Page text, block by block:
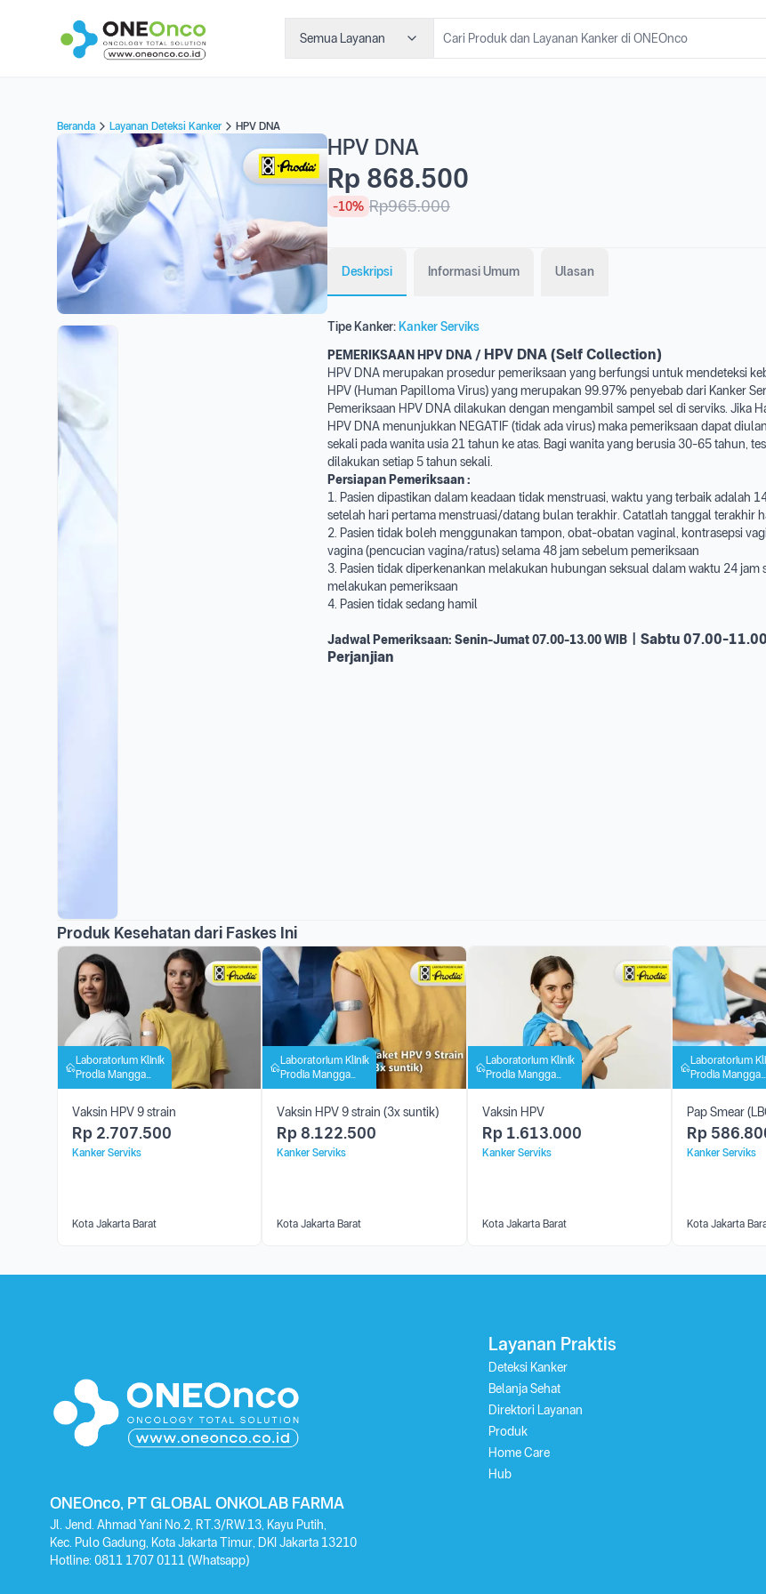
Semua Layanan
Beranda Layanan Deteksi Kanker HPV DNA
HPV DNA
Rp 868.500
-10% Rp965.000
Deskripsi Informasi Umum Ulasan
Tipe Kanker: Kanker Serviks
PEMERIKSAAN HPV DNA / HPV DNA (Self Collection)
HPV DNA merupakan prosedur pemeriksaan yang berfungsi untuk mendeteksi
HPV (Human Papilloma Virus) yang merupakan 99.97% penyebab dari Kanker
Pemeriksaan HPV DNA dilakukan dengan mengambil sampel sel di serviks. Jika
HPV DNA menunjukkan NEGATIF (tidak ada virus) maka pemeriksaan dapat
sekali pada wanita usia 21 tahun ke atas. Bagi wanita yang berusia 30-65 tahun,
dilakukan setiap 5 tahun sekali.
Persiapan Pemeriksaan :
1. Pasien dipastikan dalam keadaan tidak menstruasi, waktu yang terbaik adalah
setelah hari pertama menstruasi/datang bulan terakhir. Catatlah tanggal terakhir
2. Pasien tidak boleh menggunakan tampon, obat-obatan vaginal, kontrasepsi
vagina (pencucian vagina/ratus) selama 48 jam sebelum pemeriksaan
3. Pasien tidak diperkenankan melakukan hubungan seksual dalam waktu 24 jam
melakukan pemeriksaan
4. Pasien tidak sedang hamil
Jadwal Pemeriksaan: Senin-Jumat 07.00-13.00 WIB | Sabtu 07.00-
Perjanjian
Produk Kesehatan dari Faskes Ini
Laboratorium Klinik
Prodia Mangga
Besar
Vaksin HPV 9 strain
Rp 2.707.500
Kanker Serviks
Kota Jakarta Barat
Laboratorium Klinik
Prodia Mangga
Besar
Vaksin HPV 9 strain (3x suntik)
Rp 8.122.500
Kanker Serviks
Kota Jakarta Barat
Laboratorium Klinik
Prodia Mangga
Besar
Vaksin HPV
Rp 1.613.000
Kanker Serviks
Kota Jakarta Barat
Laboratorium
Prodia Mangga
Besar
Pap Smear
Rp
Kanker Serviks
Kota Jakarta
ONEOnco, PT GLOBAL ONKOLAB FARMA
Jl. Jend. Ahmad Yani No.2, RT.3/RW.13, Kayu Putih,
Kec. Pulo Gadung, Kota Jakarta Timur, DKI Jakarta 13210
Hotline: 0811 1707 0111(Whatsapp)
Layanan Praktis
Deteksi Kanker
Belanja Sehat
Direktori Layanan
Produk
Home Care
Hub